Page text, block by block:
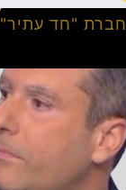
חברת "חד עתיר"